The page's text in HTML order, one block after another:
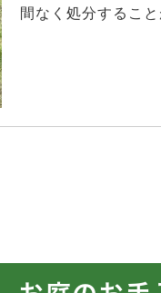
間なく処分すること